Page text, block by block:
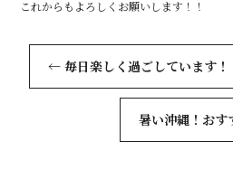
これからもよろしくお願いします！！
← 毎日楽しく過ごしています！
暑い沖縄！おす